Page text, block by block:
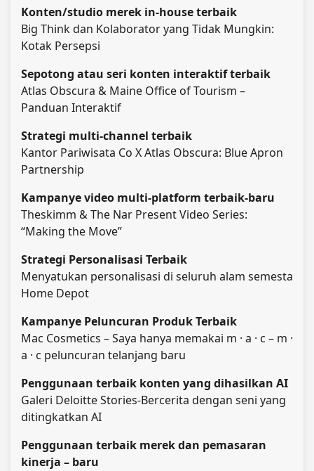
Konten/studio merek in-house terbaik
Big Think dan Kolaborator yang Tidak Mungkin:
Kotak Persepsi
Sepotong atau seri konten interaktif terbaik
Atlas Obscura & Maine Office of Tourism –
Panduan Interaktif
Strategi multi-channel terbaik
Kantor Pariwisata Co X Atlas Obscura: Blue Apron
Partnership
Kampanye video multi-platform terbaik-baru
Theskimm & The Nar Present Video Series:
“Making the Move”
Strategi Personalisasi Terbaik
Menyatukan personalisasi di seluruh alam semesta
Home Depot
Kampanye Peluncuran Produk Terbaik
Mac Cosmetics – Saya hanya memakai m · a · c – m ·
a · c peluncuran telanjang baru
Penggunaan terbaik konten yang dihasilkan AI
Galeri Deloitte Stories-Bercerita dengan seni yang
ditingkatkan AI
Penggunaan terbaik merek dan pemasaran
kinerja – baru